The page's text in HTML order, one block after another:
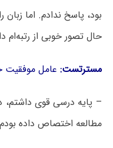
بود، پاسخ ندادم. اما
حال تصور خوبی از رتبه‌ام
مسترتست: عامل موفقیت
– پایه درسی قوی داشتم،
مطالعه اختصاص داده